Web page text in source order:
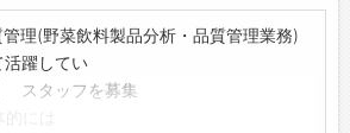
理(野菜飲料製品分析・品質管理業務)
活躍してい
スタッフを募集